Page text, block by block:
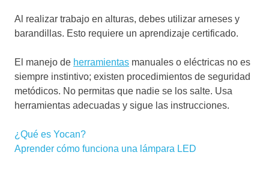
Al realizar trabajo en alturas, debes utilizar arneses y
barandillas. Esto requiere un aprendizaje certificado.
El manejo de herramientas manuales o eléctricas no es
siempre instintivo; existen procedimientos de seguridad
metódicos. No permitas que nadie se los salte. Usa
herramientas adecuadas y sigue las instrucciones.
Navegación
de
Entrada
anterior:
¿Qué es Yocan?
Siguiente
Aprender cómo funciona una lámpara LED